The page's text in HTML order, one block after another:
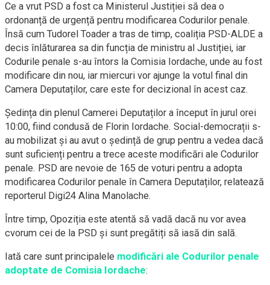
Ce a vrut PSD a fost ca Ministerul Justiției să dea o
ordonanță de urgență pentru modificarea Codurilor penale.
Însă cum Tudorel Toader a tras de timp, coaliția PSD-ALDE a
decis înlăturarea sa din funcția de ministru al Justiției, iar
Codurile penale s-au întors la Comisia Iordache, unde au fost
modificare din nou, iar miercuri vor ajunge la votul final din
Camera Deputaților, care este for decizional în acest caz.
Ședința din plenul Camerei Deputaților a început în jurul orei
10:00, fiind condusă de Florin Iordache. Social-democrații s-
au mobilizat și au avut o ședință de grup pentru a vedea dacă
sunt suficienți pentru a trece aceste modificări ale Codurilor
penale. PSD are nevoie de 165 de voturi pentru a adopta
modificarea Codurilor penale în Camera Deputaților, relatează
reporterul Digi24 Alina Manolache.
Între timp, Opoziția este atentă să vadă dacă nu vor avea
cvorum cei de la PSD și sunt pregătiți să iasă din sală.
Iată care sunt principalele modificări ale Codurilor penale
adoptate de Comisia Iordache: